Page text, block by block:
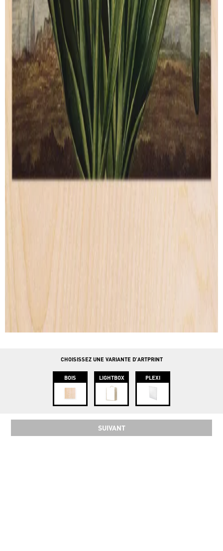
CHOISISSEZ UNE VARIANTE D'ARTPRINT
BOIS LIGHTBOX PLEXI
SUIVANT
Legal terms
PRODUCTS
Wood Print
Artprint
CONTACT
info@instawood.com
SOCIAL